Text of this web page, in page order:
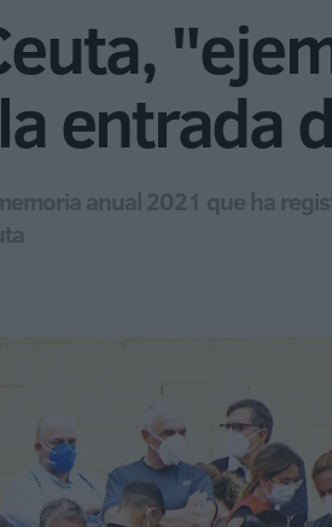
entrada
anual 2021 que ha